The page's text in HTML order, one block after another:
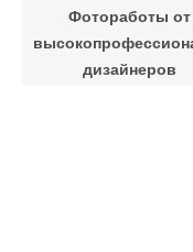
Фотоработы от
дизайнеров